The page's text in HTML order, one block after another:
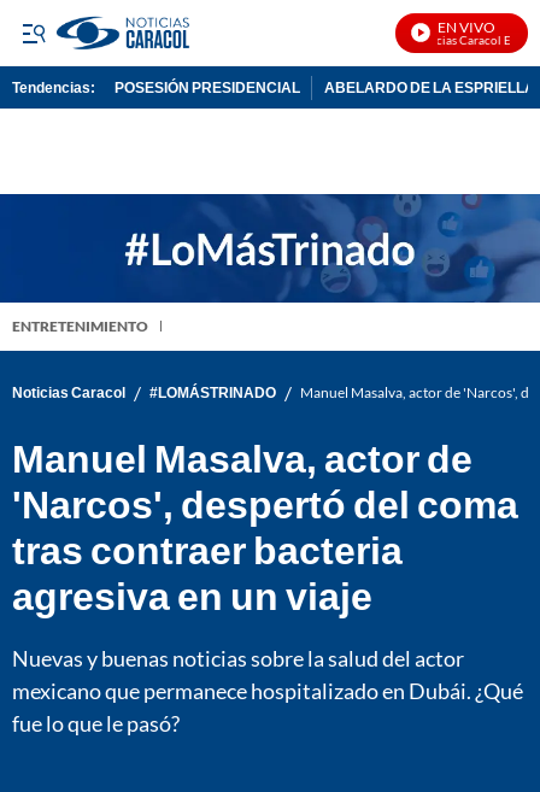
EN VIVO
Noticias Caracol En Vivo
Tendencias: POSESIÓN PRESIDENCIAL ABELARDO DE LA ESPRIELLA
ENTRETENIMIENTO
Noticias Caracol / #LOMÁSTRINADO / Manuel Masalva, actor de 'Narcos',
Manuel Masalva, actor de
'Narcos', despertó del coma
tras contraer bacteria
agresiva en un viaje
Nuevas y buenas noticias sobre la salud del actor
mexicano que permanece hospitalizado en Dubái. ¿Qué
fue lo que le pasó?